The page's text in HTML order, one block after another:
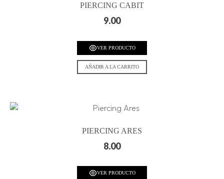
PIERCING CABIT
9.00
VER PRODUCTO
AÑADIR A LA CARRITO
PIERCING ARES
8.00
VER PRODUCTO